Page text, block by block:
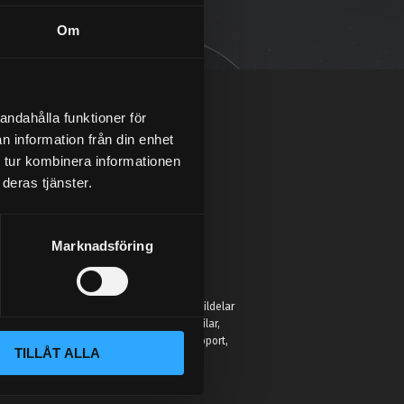
Om
funktioner för
information från din enhet
kombinera informationen
tjänster.
Marknadsföring
TILLÅT ALLA
Street Performance hittar du inte bara bildelar
för att hjälpa entusiaster förbättra sina bilar,
hobbyprojekt. Vi erbjuder kunnig support,
som faktiskt kan bilar.